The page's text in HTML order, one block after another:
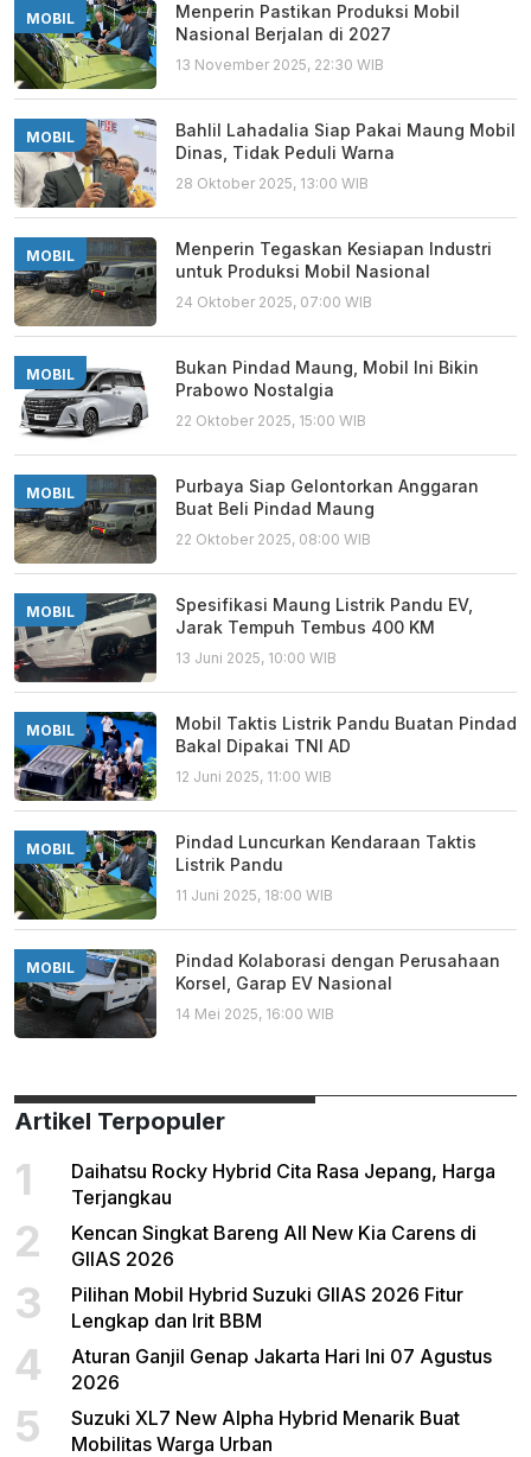
MOBIL
Menperin Pastikan Produksi Mobil
Nasional Berjalan di 2027
13 November 2025, 22:30 WIB
MOBIL
Bahlil Lahadalia Siap Pakai Maung Mobil
Dinas, Tidak Peduli Warna
28 Oktober 2025, 13:00 WIB
MOBIL
Menperin Tegaskan Kesiapan Industri
untuk Produksi Mobil Nasional
24 Oktober 2025, 07:00 WIB
MOBIL
Bukan Pindad Maung, Mobil Ini Bikin
Prabowo Nostalgia
22 Oktober 2025, 15:00 WIB
MOBIL
Purbaya Siap Gelontorkan Anggaran
Buat Beli Pindad Maung
22 Oktober 2025, 08:00 WIB
MOBIL
Spesifikasi Maung Listrik Pandu EV,
Jarak Tempuh Tembus 400 KM
13 Juni 2025, 10:00 WIB
MOBIL
Mobil Taktis Listrik Pandu Buatan Pindad
Bakal Dipakai TNI AD
12 Juni 2025, 11:00 WIB
MOBIL
Pindad Luncurkan Kendaraan Taktis
Listrik Pandu
11 Juni 2025, 18:00 WIB
MOBIL
Pindad Kolaborasi dengan Perusahaan
Korsel, Garap EV Nasional
14 Mei 2025, 16:00 WIB
Artikel Terpopuler
1
Daihatsu Rocky Hybrid Cita Rasa Jepang, Harga
Terjangkau
2
Kencan Singkat Bareng All New Kia Carens di
GIIAS 2026
3
Pilihan Mobil Hybrid Suzuki GIIAS 2026 Fitur
Lengkap dan Irit BBM
4
Aturan Ganjil Genap Jakarta Hari Ini 07 Agustus
2026
5
Suzuki XL7 New Alpha Hybrid Menarik Buat
Mobilitas Warga Urban